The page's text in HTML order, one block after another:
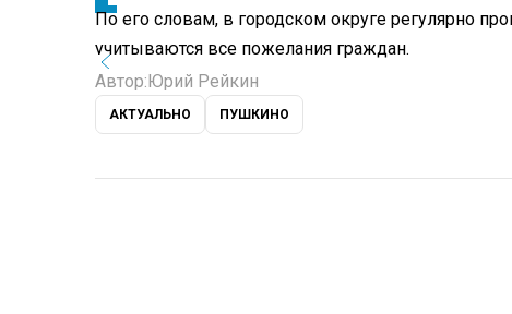
По его словам, в городском округе регулярно
учитываются все пожелания граждан.
Автор: Юрий Рейкин
АКТУАЛЬНО ПУШКИНО